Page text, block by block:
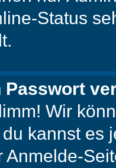
Status
Passwort
Wir
kannst es
Anmelde-